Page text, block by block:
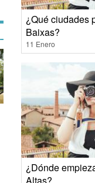
¿Qué ciudades
Baixas?
11 Enero
¿Dónde